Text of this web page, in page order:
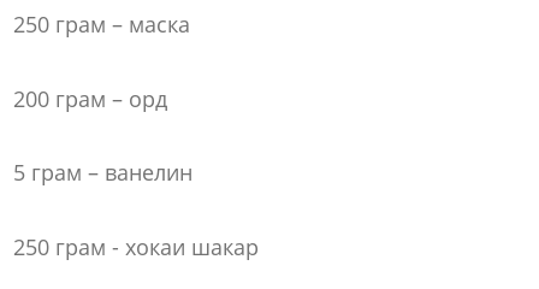
250 грам – маска
200 грам – орд
5 грам – ванелин
250 грам - хокаи шакар